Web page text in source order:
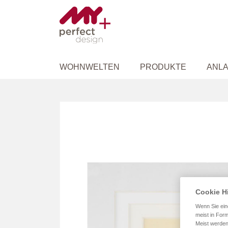
WOHNWELTEN PRODUKTE
Cookie
Wenn Sie
meist in
Meist